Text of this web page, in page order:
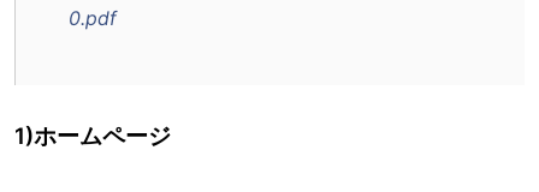
0.pdf
1)ホームページ